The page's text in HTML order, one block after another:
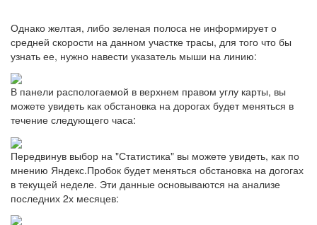
Однако желтая, либо зеленая полоса не информирует о
средней скорости на данном участке трасы, для того что бы
узнать ее, нужно навести указатель мыши на линию:
В панели распологаемой в верхнем правом углу карты, вы
можете увидеть как обстановка на дорогах будет меняться в
течение следующего часа:
Передвинув выбор на "Статистика" вы можете увидеть, как по
мнению Яндекс.Пробок будет меняться обстановка на догогах
в текущей неделе. Эти данные основываются на анализе
последних 2х месяцев: